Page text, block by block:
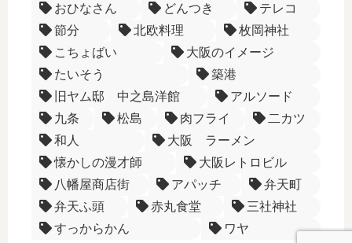
おひなさん
どんつき
テレコ
節分
北欧料理
枚岡神社
こちょばい
大阪のイメージ
たいそう
築港
旧ヤム邸 中之島洋館
アルソード
九条
松島 肉フライ
二カツ
和人
大阪 ラーメン
懐かしの漫才師
大阪レトロビル
八幡屋商店街
アパッチ
弁天町
弁天ふ頭
赤丸食堂
三社神社
すっからかん
ワヤ